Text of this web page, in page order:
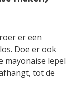
er een
Doe er ook
mayonaise lepel
tot de